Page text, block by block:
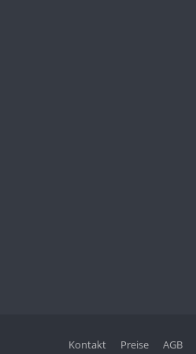
Kontakt Preise AGB